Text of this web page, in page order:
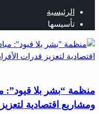
الرئيسية
تأسيسها
‏منظمة “بشر بلا
ومشاريع اقتصادية